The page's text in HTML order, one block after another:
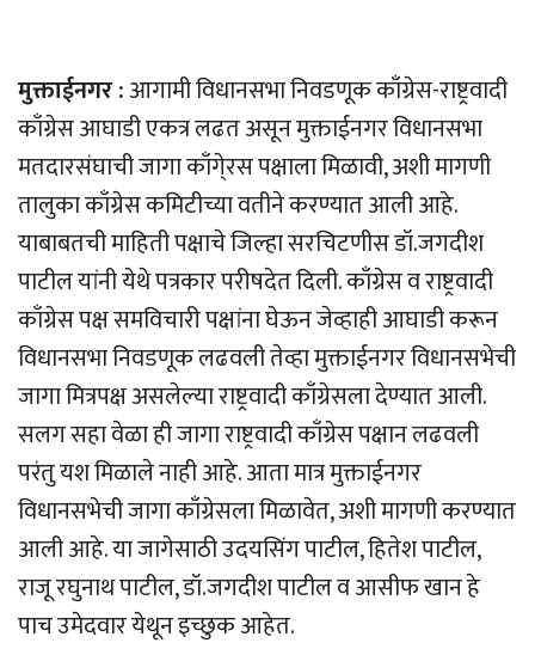
मुक्ताईनगर :आगामी विधानसभा निवडणूक काँग्रेस-राष्ट्रवादी
काँग्रेस आघाडी एकत्र लढत असून मुक्ताईनगर विधानसभा
मतदारसंघाची जागा काँगे्रस पक्षाला मिळावी, अशी मागणी
तालुका काँग्रेस कमिटीच्या वतीने करण्यात आली आहे.
याबाबतची माहिती पक्षाचे जिल्हा सरचिटणीस डॉ.जगदीश
पाटील यांनी येथे पत्रकार परीषदेत दिली. काँग्रेस व राष्ट्रवादी
काँग्रेस पक्ष समविचारी पक्षांना घेऊन जेव्हाही आघाडी करून
विधानसभा निवडणूक लढवली तेव्हा मुक्ताईनगर विधानसभेची
जागा मित्रपक्ष असलेल्या राष्ट्रवादी काँग्रेसला देण्यात आली.
सलग सहा वेळा ही जागा राष्ट्रवादी काँग्रेस पक्षान लढवली
परंतु यश मिळाले नाही आहे. आता मात्र मुक्ताईनगर
विधानसभेची जागा काँग्रेसला मिळावेत, अशी मागणी करण्यात
आली आहे. या जागेसाठी उदयसिंग पाटील, हितेश पाटील,
राजू रघुनाथ पाटील, डॉ.जगदीश पाटील व आसीफ खान हे
पाच उमेदवार येथून इच्छुक आहेत.